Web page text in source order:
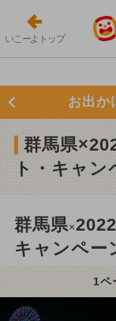
いこーよトップ
お出か
群馬県
ト・キャン
群馬県×
キャンペー
1ペ